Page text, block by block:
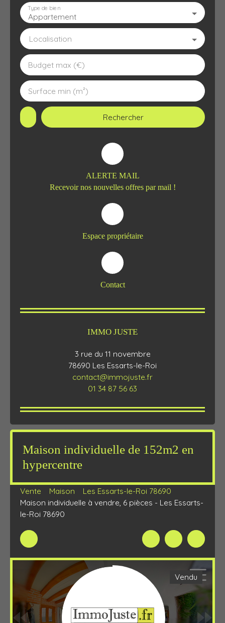
Appartement
Type de bien
Localisation
Budget max (€)
Surface min (m²)
Rechercher
ALERTE MAIL
Recevoir nos nouvelles offres par mail !
Espace propriétaire
Contact
IMMO JUSTE
3 rue du 11 novembre
78690 Les Essarts-le-Roi
contact@immojuste.fr
01 34 87 56 63
Maison individuelle de 152m2 en
hypercentre
Vente Maison
Les Essarts-le-Roi 78690
Maison individuelle à vendre, 6 pièces - Les Essarts-
le-Roi 78690
Vendu